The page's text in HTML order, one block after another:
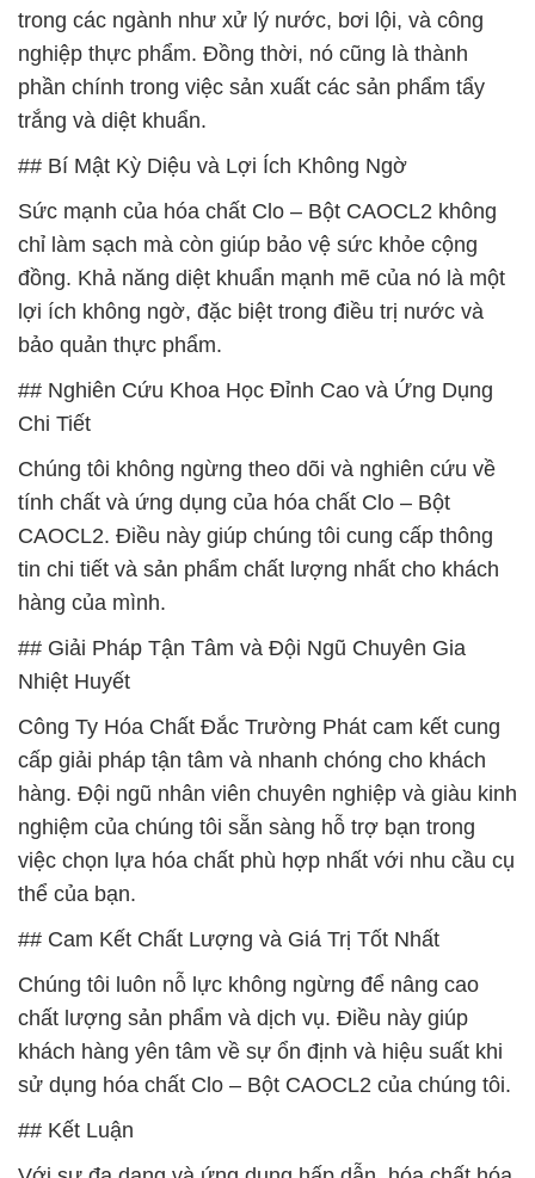
trong các ngành như xử lý nước, bơi lội, và công
nghiệp thực phẩm. Đồng thời, nó cũng là thành
phần chính trong việc sản xuất các sản phẩm tẩy
trắng và diệt khuẩn.
## Bí Mật Kỳ Diệu và Lợi Ích Không Ngờ
Sức mạnh của hóa chất Clo – Bột CAOCL2 không
chỉ làm sạch mà còn giúp bảo vệ sức khỏe cộng
đồng. Khả năng diệt khuẩn mạnh mẽ của nó là một
lợi ích không ngờ, đặc biệt trong điều trị nước và
bảo quản thực phẩm.
## Nghiên Cứu Khoa Học Đỉnh Cao và Ứng Dụng
Chi Tiết
Chúng tôi không ngừng theo dõi và nghiên cứu về
tính chất và ứng dụng của hóa chất Clo – Bột
CAOCL2. Điều này giúp chúng tôi cung cấp thông
tin chi tiết và sản phẩm chất lượng nhất cho khách
hàng của mình.
## Giải Pháp Tận Tâm và Đội Ngũ Chuyên Gia
Nhiệt Huyết
Công Ty Hóa Chất Đắc Trường Phát cam kết cung
cấp giải pháp tận tâm và nhanh chóng cho khách
hàng. Đội ngũ nhân viên chuyên nghiệp và giàu kinh
nghiệm của chúng tôi sẵn sàng hỗ trợ bạn trong
việc chọn lựa hóa chất phù hợp nhất với nhu cầu cụ
thể của bạn.
## Cam Kết Chất Lượng và Giá Trị Tốt Nhất
Chúng tôi luôn nỗ lực không ngừng để nâng cao
chất lượng sản phẩm và dịch vụ. Điều này giúp
khách hàng yên tâm về sự ổn định và hiệu suất khi
sử dụng hóa chất Clo – Bột CAOCL2 của chúng tôi.
## Kết Luận